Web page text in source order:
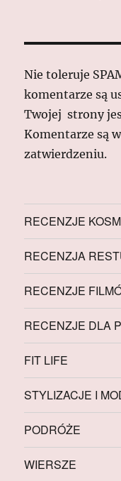
Nie toleruje
komentarze są
Twojej strony
Komentarze są
zatwierdzeniu.
RECENZJE
RECENZJA
RECENZJE
RECENZJE DLA
FIT LIFE
STYLIZACJE I
PODRÓŻE
WIERSZE